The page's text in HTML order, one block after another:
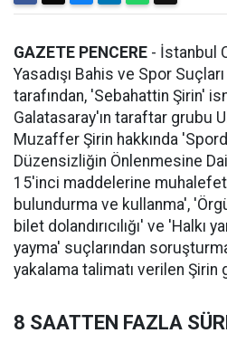
GAZETE PENCERE - İstanbul
Yasadışı Bahis ve Spor
tarafından, 'Sebahattin Şirin'
Galatasaray'ın taraftar grubu
Muzaffer Şirin hakkında
Düzensizliğin Önlenmesine
15'inci maddelerine
bulundurma ve kullanma',
bilet dolandırıcılığı' ve 'Halkı
yayma' suçlarından
yakalama talimatı verilen Şirin
8 SAATTEN FAZLA